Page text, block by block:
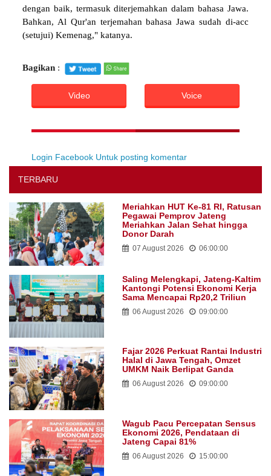
dengan baik, termasuk diterjemahkan dalam bahasa Jawa.
Bahkan, Al Qur'an terjemahan bahasa Jawa sudah di-acc
(setujui) Kemenag," katanya.
Bagikan :
Video Voice
Login Facebook Untuk posting komentar
TERBARU
Meriahkan HUT Ke-81 RI, Ratusan
Pegawai Pemprov Jateng
Meriahkan Jalan Sehat hingga
Donor Darah
07 August 2026 06:00:00
Saling Melengkapi, Jateng-Kaltim
Kantongi Potensi Ekonomi Kerja
Sama Mencapai Rp20,2 Triliun
06 August 2026 09:00:00
Fajar 2026 Perkuat Rantai Industri
Halal di Jawa Tengah, Omzet
UMKM Naik Berlipat Ganda
06 August 2026 09:00:00
Wagub Pacu Percepatan Sensus
Ekonomi 2026, Pendataan di
Jateng Capai 81%
06 August 2026 15:00:00